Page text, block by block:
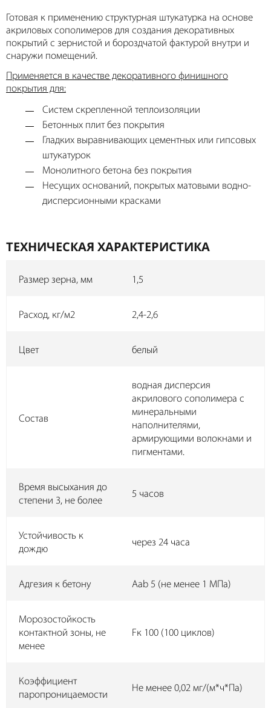
Готовая к применению структурная штукатурка на основе
акриловых сополимеров для создания декоративных
покрытий с зернистой и бороздчатой фактурой внутри и
снаружи помещений.
Применяется в качестве декоративного финишного
покрытия для:
Систем скрепленной теплоизоляции
Бетонных плит без покрытия
Гладких выравнивающих цементных или гипсовых
штукатурок
Монолитного бетона без покрытия
Несущих оснований, покрытых матовыми водно-
дисперсионными красками
ТЕХНИЧЕСКАЯ ХАРАКТЕРИСТИКА
Размер зерна, мм 1,5
Расход, кг/м2 2,4-2,6
Цвет белый
Состав
водная дисперсия
акрилового сополимера с
минеральными
наполнителями,
армирующими волокнами и
пигментами.
Время высыхания до
степени 3, не более
5 часов
Устойчивость к
дождю
через 24 часа
Адгезия к бетону Aab 5 (не менее 1 МПа)
Морозостойкость
контактной зоны, не
менее
Fк 100 (100 циклов)
Коэффициент
паропроницаемости
Не менее 0,02 мг/(м*ч*Па)